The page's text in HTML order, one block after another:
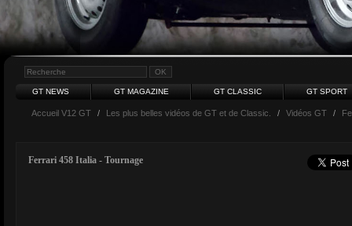
GT NEWS GT MAGAZINE GT CLASSIC GT SPORT
Accueil V12 GT / Les plus belles vidéos de GT et de Classic. / Vidéos GT /
Ferrari 458 Italia - Tournage